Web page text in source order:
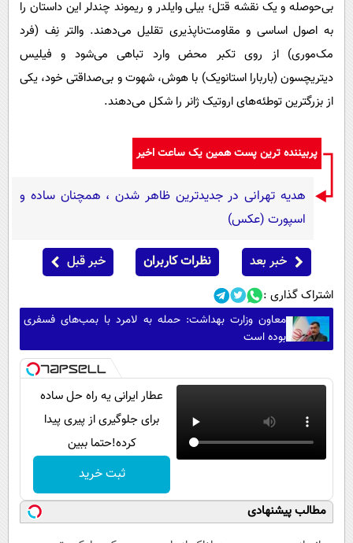
بی‌حوصله و یک نقشه قتل؛ بیلی وایلدر و ریموند چندلر این داستان را
به اصول اساسی و مقاومت‌ناپذیری تقلیل می‌دهند. والتر نِف (فرد
مک‌موری) از روی تکبر محض وارد تباهی می‌شود و فیلیس
دیتریچسون (باربارا استانویک) با هوش، شهوت و بی‌صداقتی خود، یکی
از بزرگترین توطئه‌های اروتیک ژانر را شکل می‌دهند.
پربیننده ترین پست همین یک ساعت اخیر
هدیه تهرانی در جدیدترین ظاهر شدن ، همچنان ساده و
اسپورت (عکس)
خبر بعد نظرات کاربران خبر قبل
اشتراک گذاری :
معاون وزارت بهداشت: حمله به لامرد با بمب‌های فسفری
بوده است
عطار ایرانی یه راه حل ساده
برای جلوگیری از پیری پیدا
کرده!حتما ببین
ثبت خرید
مطالب پیشنهادی